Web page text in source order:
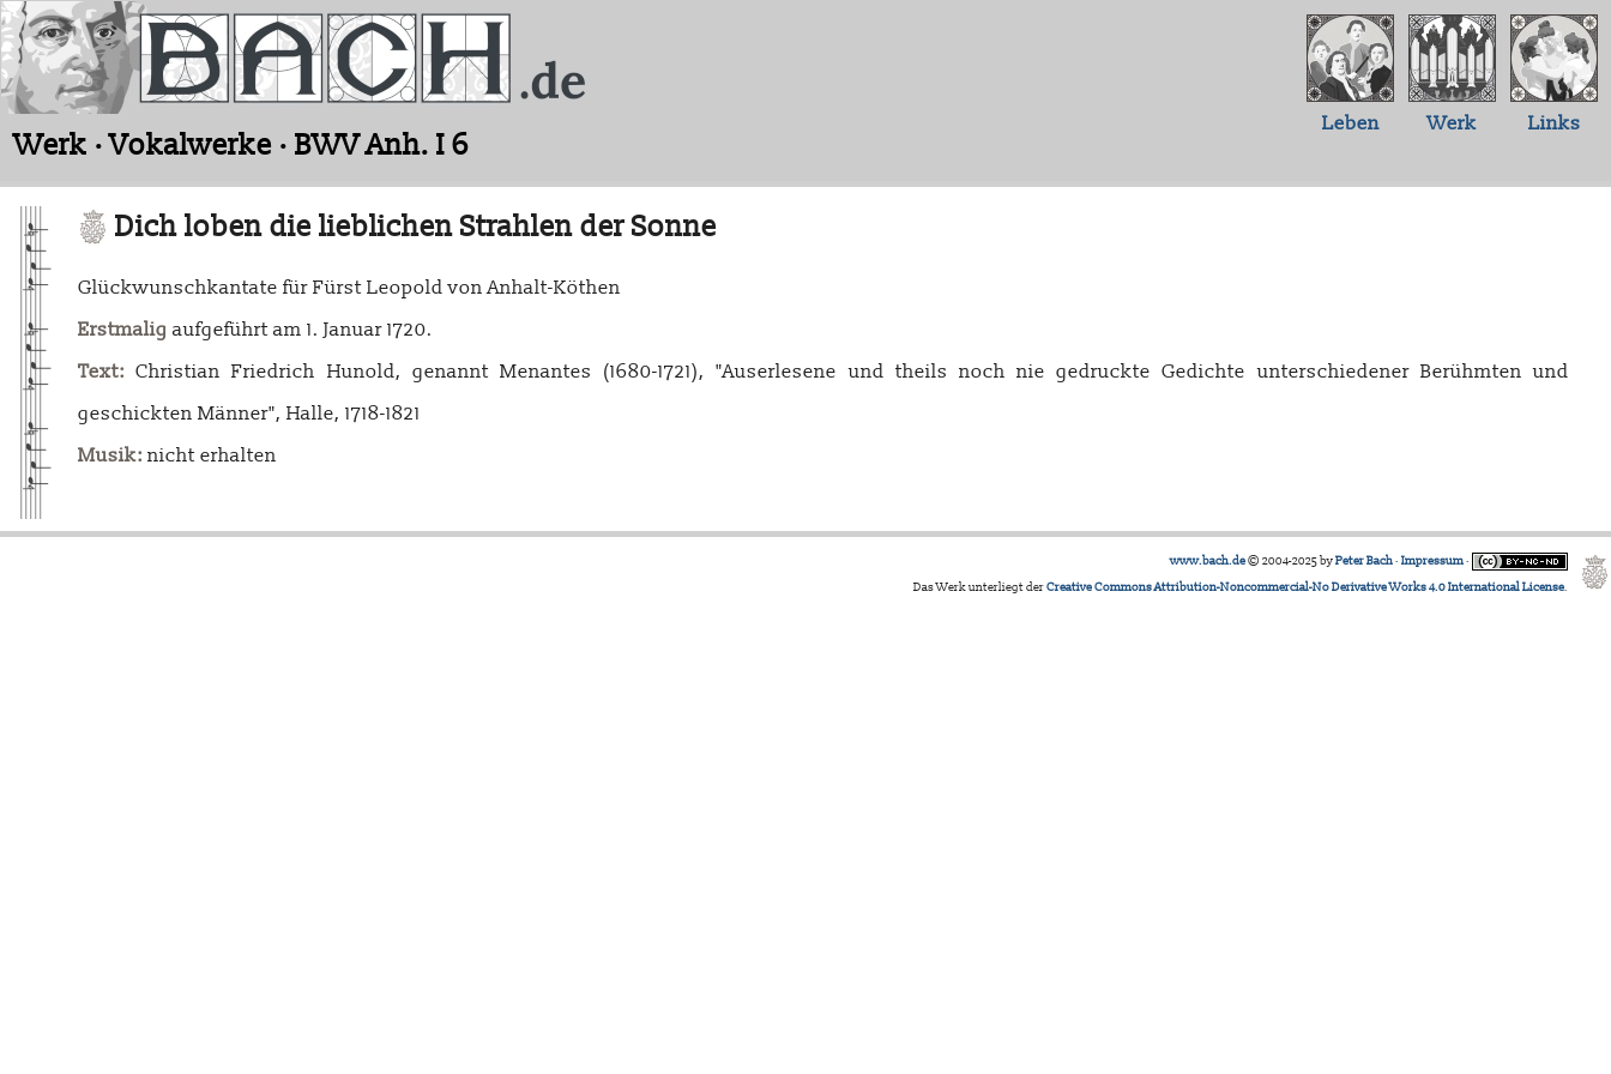
Werk · Vokalwerke · BWV Anh. I 6
Leben Werk Links
Dich loben die lieblichen Strahlen der Sonne
Glückwunschkantate für Fürst Leopold von Anhalt-Köthen
Erstmalig aufgeführt am 1. Januar 1720.
Text: Christian Friedrich Hunold, genannt Menantes (1680-1721), "Auserlesene und theils noch nie gedruckte Gedichte unterschiedener Berühmten und
geschickten Männer", Halle, 1718-1821
Musik: nicht erhalten
www.bach.de© 2004-2025 byPeter Bach· Impressum·
Das Werk unterliegt derCreative Commons Attribution-Noncommercial-No Derivative Works 4.0 International License.